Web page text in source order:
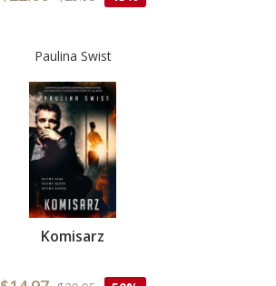
Paulina Swist
Komisarz